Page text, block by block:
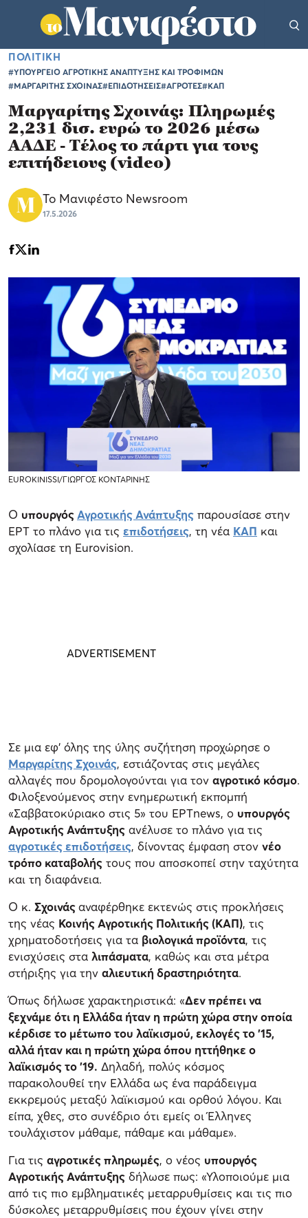
ΠΟΛΙΤΙΚΗ
#ΥΠΟΥΡΓΕΙΟ ΑΓΡΟΤΙΚΗΣ ΑΝΑΠΤΥΞΗΣ ΚΑΙ ΤΡΟΦΙΜΩΝ
#ΜΑΡΓΑΡΙΤΗΣ ΣΧΟΙΝΑΣ#ΕΠΙΔΟΤΗΣΕΙΣ#ΑΓΡΟΤΕΣ#ΚΑΠ
Μαργαρίτης Σχοινάς: Πληρωμές
2,231 δισ. ευρώ το 2026 μέσω
ΑΑΔΕ - Τέλος το πάρτι για τους
επιτήδειους (video)
Το Μανιφέστο Newsroom
17.5.2026
EUROKINISSI/ΓΙΩΡΓΟΣ ΚΟΝΤΑΡΙΝΗΣ
Ο υπουργόςΑγροτικής Ανάπτυξης παρουσίασε στην
ΕΡΤ το πλάνο για τις επιδοτήσεις, τη νέα ΚΑΠ και
σχολίασε τη Eurovision.
Σε μια εφ’ όλης της ύλης συζήτηση προχώρησε ο
Μαργαρίτης Σχοινάς, εστιάζοντας στις μεγάλες
αλλαγές που δρομολογούνται για τον αγροτικό κόσμο.
Φιλοξενούμενος στην ενημερωτική εκπομπή
«Σαββατοκύριακο στις 5» του ΕΡΤnews, ο υπουργός
Αγροτικής Ανάπτυξης ανέλυσε το πλάνο για τις
αγροτικές επιδοτήσεις, δίνοντας έμφαση στον νέο
τρόπο καταβολής τους που αποσκοπεί στην ταχύτητα
και τη διαφάνεια.
Ο κ. Σχοινάςαναφέρθηκε εκτενώς στις προκλήσεις
της νέας Κοινής Αγροτικής Πολιτικής (ΚΑΠ), τις
χρηματοδοτήσεις για τα βιολογικά προϊόντα, τις
ενισχύσεις στα λιπάσματα, καθώς και στα μέτρα
στήριξης για την αλιευτική δραστηριότητα.
Όπως δήλωσε χαρακτηριστικά: «Δεν πρέπει να
ξεχνάμε ότι η Ελλάδα ήταν η πρώτη χώρα στην οποία
κέρδισε το μέτωπο του λαϊκισμού, εκλογές το ’15,
αλλά ήταν και η πρώτη χώρα όπου ηττήθηκε ο
λαϊκισμός το ’19. Δηλαδή, πολύς κόσμος
παρακολουθεί την Ελλάδα ως ένα παράδειγμα
εκκρεμούς μεταξύ λαϊκισμού και ορθού λόγου. Και
είπα, χθες, στο συνέδριο ότι εμείς οι Έλληνες
τουλάχιστον μάθαμε, πάθαμε και μάθαμε».
Για τις αγροτικές πληρωμές, ο νέος υπουργός
Αγροτικής Ανάπτυξης δήλωσε πως: «Υλοποιούμε μια
από τις πιο εμβληματικές μεταρρυθμίσεις και τις πιο
δύσκολες μεταρρυθμίσεις που έχουν γίνει στην